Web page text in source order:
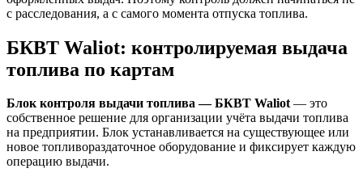
с расследования, а с самого момента отпуска топлива.
БКВТ Waliot: контролируемая выдача
топлива по картам
Блок контроля выдачи топлива — БКВТ Waliot— это
собственное решение для организации учёта выдачи топлива
на предприятии. Блок устанавливается на существующее или
новое топливораздаточное оборудование и фиксирует каждую
операцию выдачи.